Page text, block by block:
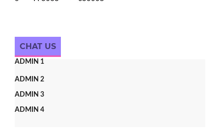
CHAT US
ADMIN 1
ADMIN 2
ADMIN 3
ADMIN 4